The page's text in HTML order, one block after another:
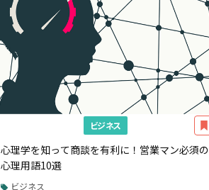
ビジネス
心理学を知って商談を有利に！営業マン必須の
心理用語10選
ビジネス